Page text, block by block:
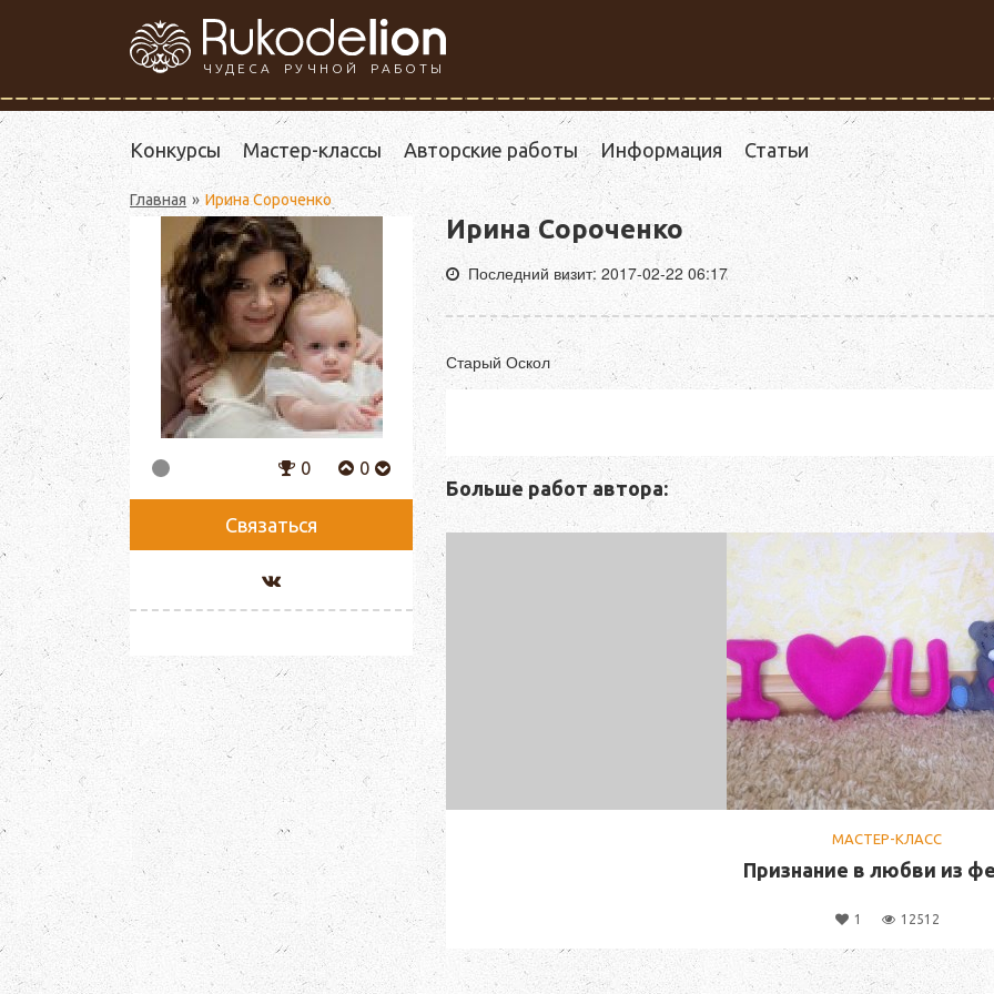
ЧУДЕСА РУЧНОЙ РАБОТЫ
Конкурсы Мастер-классы Авторские работы Информация Статьи
Главная Ирина Сороченко
0 0
Связаться
Ирина Сороченко
Последний визит: 2017-02-22 06:17
Старый Оскол
Больше работ автора:
МАСТЕР-КЛАСС
Признание в любви из
1 12512